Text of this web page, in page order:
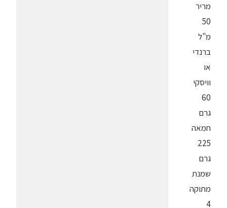
מריר
50
מ"ל
ברנדי
או
וויסקי
60
גרם
חמאה
225
גרם
שמנת
מתוקה
4